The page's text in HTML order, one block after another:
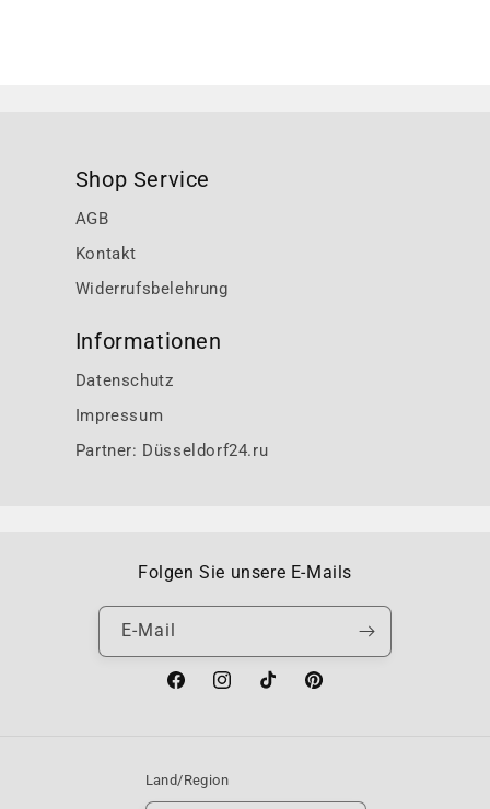
Shop Service
AGB
Kontakt
Widerrufsbelehrung
Informationen
Datenschutz
Impressum
Partner: Düsseldorf24.ru
Folgen Sie unsere E-Mails
E-Mail
FacebookInstagramTikTok Pinterest
Land/Region